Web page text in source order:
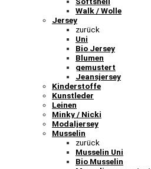
Walk / Wolle
Jersey
zurück
Uni
Bio Jersey
Blumen
gemustert
Jeansjersey
Kinderstoffe
Kunstleder
Leinen
Minky / Nicki
Modaljersey
Musselin
zurück
Musselin Uni
Bio Musselin